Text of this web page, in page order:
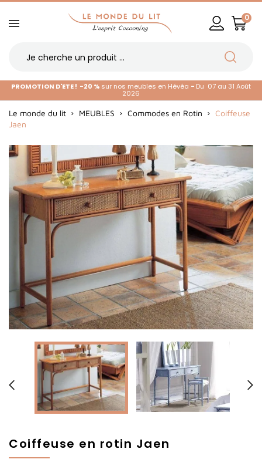
0
PROMOTION D'ETE ! -20 % sur nos meubles en Hévéa - Du 07 au 31 Août
2026
Le monde du lit MEUBLES Commodes en Rotin
Coiffeuse
Jaen
 
Coiffeuse en rotin Jaen